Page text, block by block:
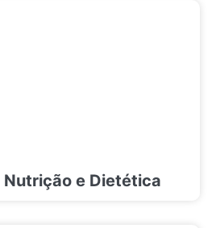
Nutrição e Dietética